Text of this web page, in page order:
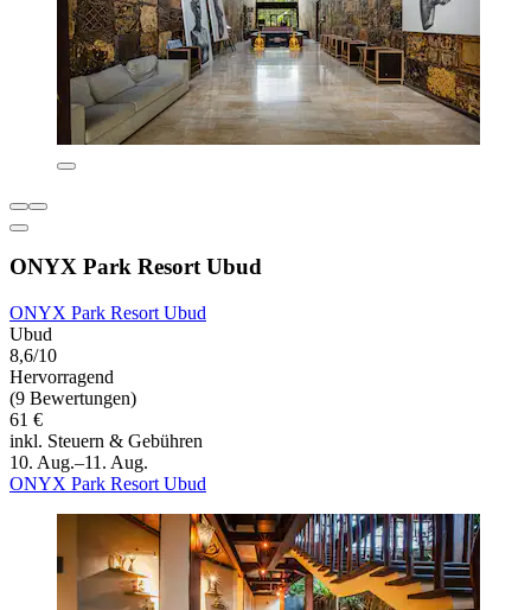
ONYX Park Resort Ubud
ONYX Park Resort Ubud
Ubud
8,6/10
Hervorragend
(9 Bewertungen)
61 €
inkl. Steuern & Gebühren
10. Aug.–11. Aug.
ONYX Park Resort Ubud